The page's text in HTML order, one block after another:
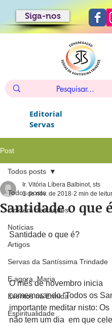
Siga-nos
Editorial
Servas
Post
Todos posts
Link em destaques
Notícias
Artigos
Servas da Santíssima Trindade
E agora, Maria
Eventos na Ermida
Espiritualidade
Todos posts
Santidade o que
Ir. Vitória Líbera Balbinot, sts
1 de nov. de 2018 2 min de
Santidade o que é?
O mês de novembro inicia
comemorando “Todos os
importante meditar nisto: Os
não tem um dia  em que